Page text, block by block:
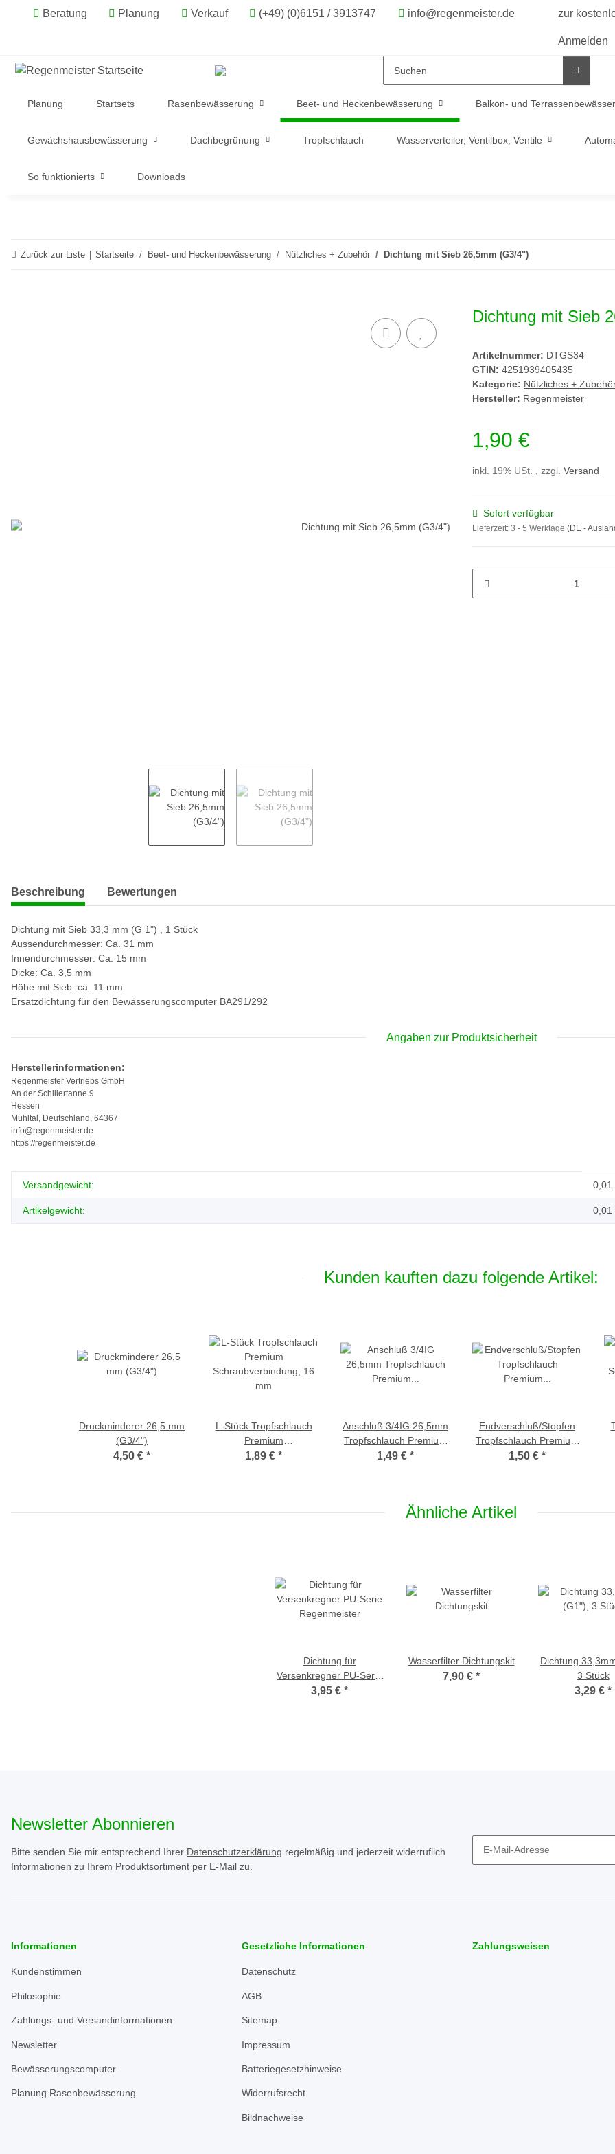
Beratung Planung Verkauf (+49) (0)6151 / 3913747 info@regenmeister.de zur
Anmelden
Planung Startsets Rasenbewässerung Beet- und Heckenbewässerung Balkon- und
Gewächshausbewässerung Dachbegrünung Tropfschlauch Wasserverteiler, Ventilbox, Ventile
So funktionierts Downloads
Zurück zur Liste Startseite Beet- und Heckenbewässerung Nützliches + Zubehör Dichtung mit Sieb 26,5mm (G3/4")
Dichtung mit Sieb
Artikelnummer: DTGS34
GTIN: 4251939405435
Kategorie: Nützliches +
Hersteller: Regenmeister
1,90 €
inkl. 19% USt. , zzgl. Versand
Sofort verfügbar
Lieferzeit: 3 - 5 Werktage (DE -
weitere Registerkarten anzeigen
Beschreibung Bewertungen
Dichtung mit Sieb 33,3 mm (G 1") , 1 Stück
Aussendurchmesser: Ca. 31 mm
Innendurchmesser: Ca. 15 mm
Dicke: Ca. 3,5 mm
Höhe mit Sieb: ca. 11 mm
Ersatzdichtung für den Bewässerungscomputer BA291/292
Angaben zur Produktsicherheit
Herstellerinformationen:
Regenmeister Vertriebs GmbH
An der Schillertanne 9
Hessen
Mühltal, Deutschland, 64367
info@regenmeister.de
https://regenmeister.de
Produkteigenschaft
Wert
Versandgewicht: 0,01
Artikelgewicht: 0,01
Kunden kauften dazu folgende Artikel:
Druckminderer 26,5 mm
(G3/4")
4,50 € *
L-Stück Tropfschlauch
Premium
Schraubverbindung, 16
1,89 € *
Anschluß 3/4IG 26,5mm
Tropfschlauch Premium
Schraubverbindung, 16
1,49 € *
Endverschluß/Stopfen
Tropfschlauch Premium
Schraubverbindung, 16
1,50 € *
Ähnliche Artikel
Dichtung für
Versenkregner PU-Serie
Regenmeister
3,95 € *
Wasserfilter Dichtungskit
7,90 € *
Dichtung
3 Stück
3,29 € *
Newsletter Abonnieren
Bitte senden Sie mir entsprechend Ihrer Datenschutzerklärung regelmäßig und jederzeit widerruflich
Informationen zu Ihrem Produktsortiment per E-Mail zu.
Informationen
Kundenstimmen
Philosophie
Zahlungs- und Versandinformationen
Newsletter
Bewässerungscomputer
Planung Rasenbewässerung
Gesetzliche Informationen
Datenschutz
AGB
Sitemap
Impressum
Batteriegesetzhinweise
Widerrufsrecht
Bildnachweise
Zahlungsweisen